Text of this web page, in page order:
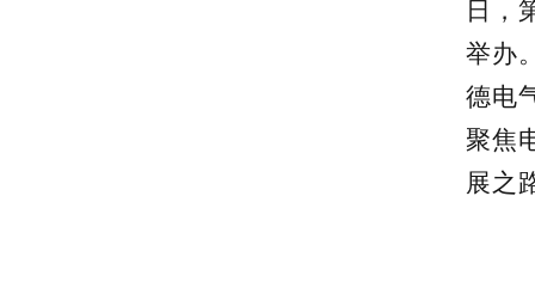
日，
举办
德电
聚焦
展之